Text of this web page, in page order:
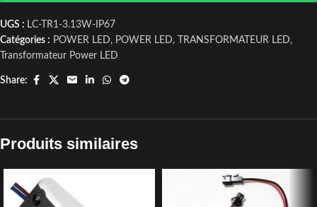
UGS : LC-TR1-3.13W-IP67
Catégories : POWER LED, POWER LED, TRANSFORMATEUR LED,
Transformateur Power LED
Share:
Produits similaires